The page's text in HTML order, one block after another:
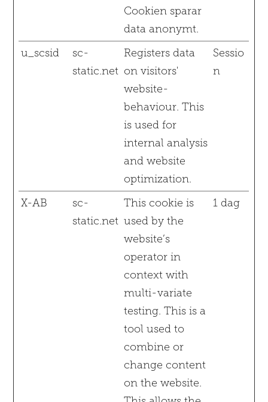
Cookien sparar
data anonymt.
u_scsid
sc-
static.net
Registers data
on visitors'
website-
behaviour. This
is used for
internal analysis
and website
optimization.
Sessio
n
X-AB
sc-
static.net
This cookie is
used by the
website’s
operator in
context with
multi-variate
testing. This is a
tool used to
combine or
change content
on the website.
1 dag